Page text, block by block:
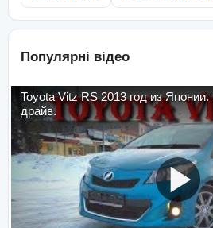
Популярні відео
Toyota Vitz RS 2013 год из Японии. Полный обзор и тест
драйв.